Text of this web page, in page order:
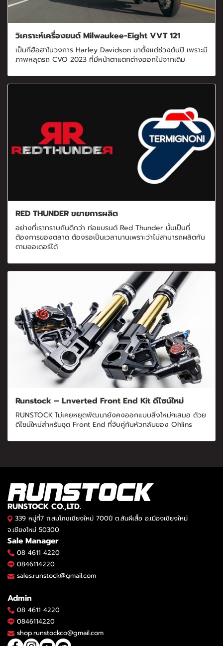
วิเคราะห์เครื่องยนต์ Milwaukee-Eight VVT 121
เป็นที่ฮือฮาในวงการ Harley Davidson มาตั้งแต่ช่วงต้นปี เพราะมี
ภาพหลุดรถ CVO 2023 ที่มีหน้าตาแตกต่างออกไปจากเดิม
RED THUNDER ขยายการผลิต
อย่างที่เราทราบกันดีกว่า ท่อแบรนด์ Red Thunder นั้นเป็นที่
ต้องการของตลาด ต้องรอเป็นเวลานานเพราะว่าไม่สามารถผลิตทัน
ตามออเดอร์ได้
Runstock – Lnverted Front End Kit ดีไซน์ใหม่
RUNSTOCK ไม่เคยหยุดพัฒนายังคงออกแบบสิ่งใหม่ๆเสมอ ด้วย
ดีไซน์ใหม่สำหรับชุด Front End ที่จับคู่กับหัวกลับของ Ohlins
RUNSTOCK CO.,LTD.
339 หมู่ที่7 ถ.สมโภชเชียงใหม่ 700ปี ต.สันผีเสื้อ อ.เมืองเชียงใหม่
จ.เชียงใหม่ 50300
Sale Manager
08 4611 4220
0846114220
sales.runstock@gmail.com
Admin
08 4611 4220
0846114220
shop.runstockco@gmail.com